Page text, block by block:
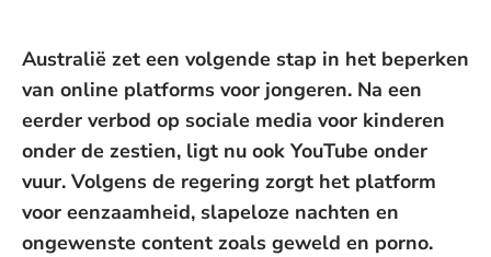
Australië zet een volgende stap in het beperken
van online platforms voor jongeren. Na een
eerder verbod op sociale media voor kinderen
onder de zestien, ligt nu ook YouTube onder
vuur. Volgens de regering zorgt het platform
voor eenzaamheid, slapeloze nachten en
ongewenste content zoals geweld en porno.